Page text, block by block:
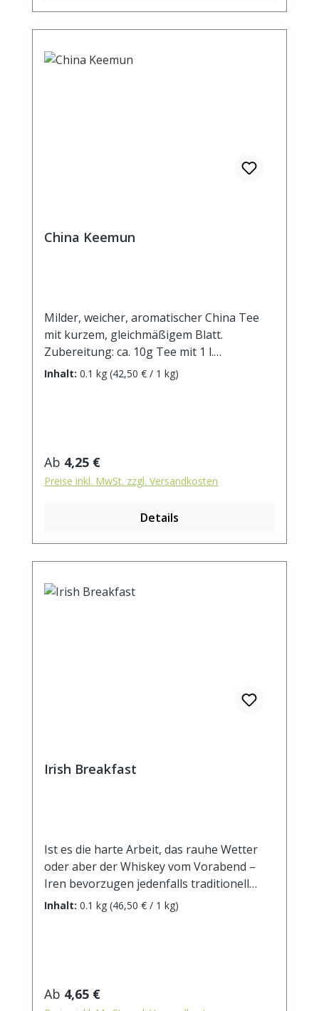
China Keemun
Milder, weicher, aromatischer China Tee
mit kurzem, gleichmäßigem Blatt.
Zubereitung: ca. 10g Tee mit 1 l.
kochendem Wasser aufgiessen. Ziehzeit:
Inhalt: 0.1 kg (42,50 € / 1 kg)
Regulärer Preis:
Ab 4,25 €
Preise inkl. MwSt. zzgl. Versandkosten
Details
Irish Breakfast
Ist es die harte Arbeit, das rauhe Wetter
oder aber der Whiskey vom Vorabend –
Iren bevorzugen jedenfalls traditionell
einen kräftigen Tee zum Frühstück. Dieses
Geschmack und einem frischen Aroma. Am
besten genießen Sie ihn mit Sahne und
Inhalt: 0.1 kg (46,50 € / 1 kg)
Regulärer Preis:
Ab 4,65 €